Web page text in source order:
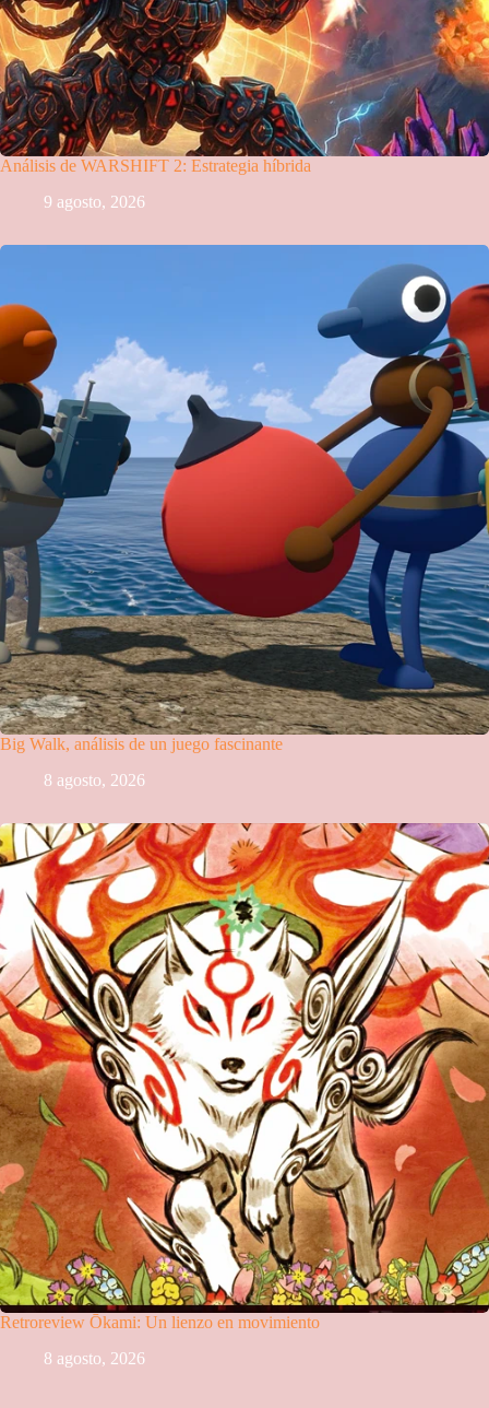
Análisis de WARSHIFT 2: Estrategia híbrida
9 agosto, 2026
Big Walk, análisis de un juego fascinante
8 agosto, 2026
Retroreview Ōkami: Un lienzo en movimiento
8 agosto, 2026